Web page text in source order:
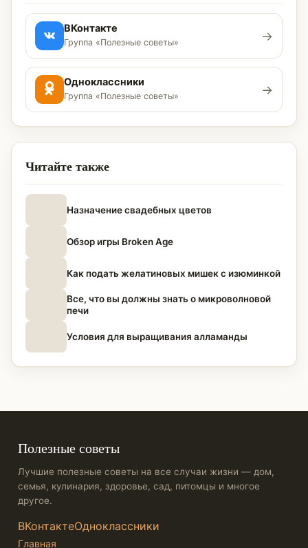
ВКонтакте
Группа «Полезные советы» →
Одноклассники
Группа «Полезные советы» →
Читайте также
Назначение свадебных цветов
Обзор игры Broken Age
Как подать желатиновых мишек с изюминкой
Все, что вы должны знать о микроволновой
печи
Условия для выращивания алламанды
Полезные советы
Лучшие полезные советы на все случаи жизни — дом,
семья, кулинария, здоровье, сад, питомцы и многое
другое.
ВКонтактеОдноклассники
Главная